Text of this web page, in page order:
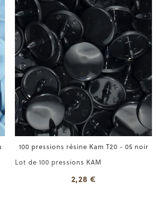
100 pressions résine Kam T20 - 05 noir
Lot de 100 pressions KAM
2,28 €